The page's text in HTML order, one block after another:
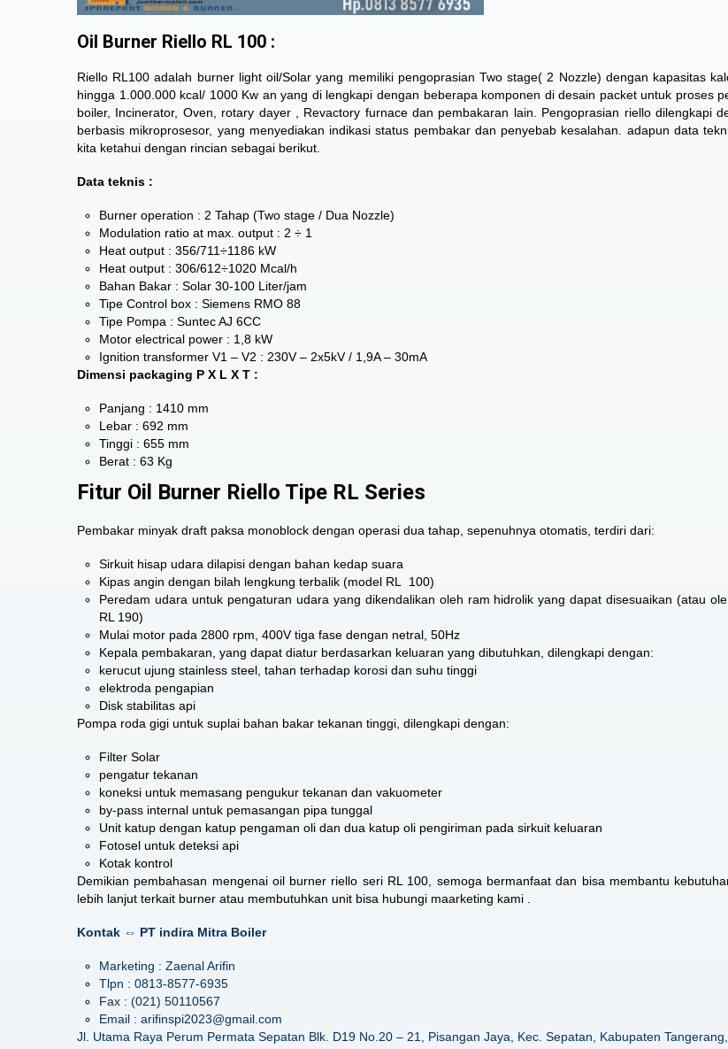
Oil Burner Riello RL 100 :
Riello RL100 adalah burner light oil/Solar yang memiliki pengoprasian Two stage( 2 Nozzle) dengan kapasitas
hingga 1.000.000 kcal/ 1000 Kw an yang di lengkapi dengan beberapa komponen di desain packet untuk proses
boiler, Incinerator, Oven, rotary dayer , Revactory furnace dan pembakaran lain. Pengoprasian riello dilengkapi
berbasis mikroprosesor, yang menyediakan indikasi status pembakar dan penyebab kesalahan. adapun data
kita ketahui dengan rincian sebagai berikut.
Data teknis :
Burner operation : 2 Tahap (Two stage / Dua Nozzle)
Modulation ratio at max. output : 2 ÷ 1
Heat output : 356/711÷1186 kW
Heat output : 306/612÷1020 Mcal/h
Bahan Bakar : Solar 30-100 Liter/jam
Tipe Control box : Siemens RMO 88
Tipe Pompa : Suntec AJ 6CC
Motor electrical power : 1,8 kW
Ignition transformer V1 – V2 : 230V – 2x5kV / 1,9A – 30mA
Dimensi packaging P X L X T :
Panjang : 1410 mm
Lebar : 692 mm
Tinggi : 655 mm
Berat : 63 Kg
Fitur Oil Burner Riello Tipe RL Series
Pembakar minyak draft paksa monoblock dengan operasi dua tahap, sepenuhnya otomatis, terdiri dari:
Sirkuit hisap udara dilapisi dengan bahan kedap suara
Kipas angin dengan bilah lengkung terbalik (model RL 100)
Peredam udara untuk pengaturan udara yang dikendalikan oleh ram hidrolik yang dapat disesuaikan (atau
RL 190)
Mulai motor pada 2800 rpm, 400V tiga fase dengan netral, 50Hz
Kepala pembakaran, yang dapat diatur berdasarkan keluaran yang dibutuhkan, dilengkapi dengan:
kerucut ujung stainless steel, tahan terhadap korosi dan suhu tinggi
elektroda pengapian
Disk stabilitas api
Pompa roda gigi untuk suplai bahan bakar tekanan tinggi, dilengkapi dengan:
Filter Solar
pengatur tekanan
koneksi untuk memasang pengukur tekanan dan vakuometer
by-pass internal untuk pemasangan pipa tunggal
Unit katup dengan katup pengaman oli dan dua katup oli pengiriman pada sirkuit keluaran
Fotosel untuk deteksi api
Kotak kontrol
Demikian pembahasan mengenai oil burner riello seri RL 100 , semoga bermanfaat dan bisa membantu
lebih lanjut terkait burner atau membutuhkan unit bisa hubungi maarketing kami .
Kontak ⇔ PT indira Mitra Boiler
Marketing : Zaenal Arifin
Tlpn : 0813-8577-6935
Fax : (021) 50110567
Email : arifinspi2023@gmail.com
Jl. Utama Raya Perum Permata Sepatan Blk. D19 No.20 – 21, Pisangan Jaya, Kec. Sepatan, Kabupaten